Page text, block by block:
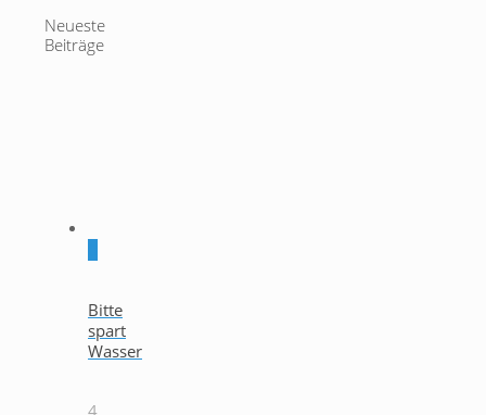
Neueste
Beiträge
Bitte
spart
Wasser